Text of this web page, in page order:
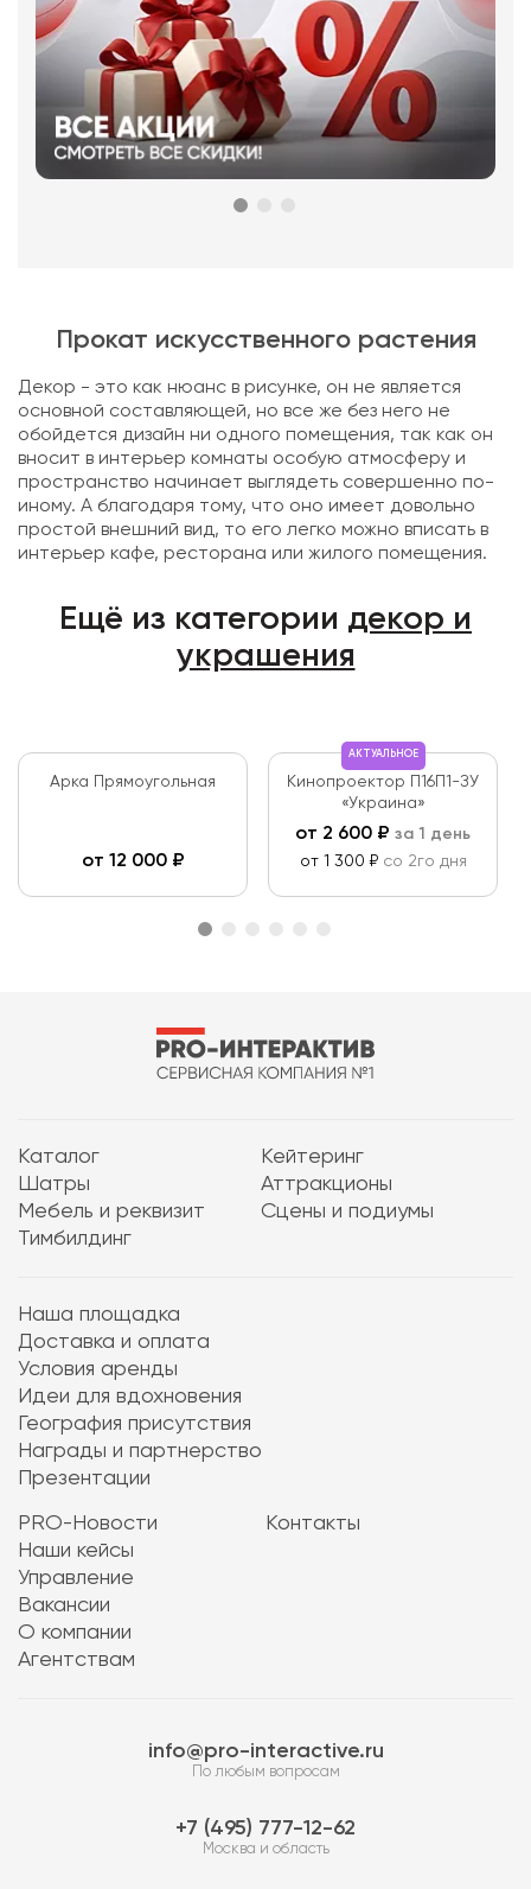
Прокат искусственного растения
Декор - это как нюанс в рисунке, он не является
основной составляющей, но все же без него не
обойдется дизайн ни одного помещения, так как он
вносит в интерьер комнаты особую атмосферу и
пространство начинает выглядеть совершенно по-
иному. А благодаря тому, что оно имеет довольно
простой внешний вид, то его легко можно вписать в
интерьер кафе, ресторана или жилого помещения.
Ещё из категории декор и
украшения
Арка Прямоугольная
от 12 000₽
АКТУАЛЬНОЕ
Кинопроектор П16П1-ЗУ
«Украина»
от 2 600 ₽ за 1 день
от 1 300 ₽ со 2го дня
Каталог
Кейтеринг
Шатры
Аттракционы
Мебель и реквизит
Сцены и подиумы
Тимбилдинг
Наша площадка
Доставка и оплата
Условия аренды
Идеи для вдохновения
География присутствия
Награды и партнерство
Презентации
PRO-Новости
Наши кейсы
Управление
Вакансии
О компании
Агентствам
Контакты
info@pro-interactive.ru
По любым вопросам
7 (495) 777-12-62
Москва и область